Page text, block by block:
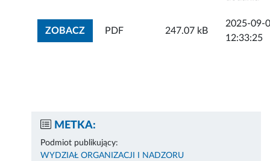
ZOBACZZOBACZ ZAŁĄCZNIK
PDF 247.07 kB
2025-09-
12:33:25
METKA:
Podmiot publikujący:
WYDZIAŁ ORGANIZACJI I NADZORU